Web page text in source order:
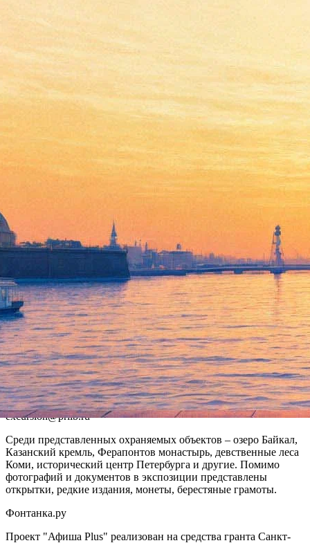
Исторический центр
Петербурга, леса Коми и
Байкал можно увидеть по
предварительной записи
Версия для печати
В Президентской библиотеке по предварительной записи
показывают российские объекты, охраняемые ЮНЕСКО.
Экспозиция посвящена семидесятилетию этой организации и
демонстрирует посетителям 27 объектов мирового наследия,
расположенных на территории России. Посетить этот
совместный проект Президентской библиотеки, СПбГУ и
Новгородского музея-заповедника можно вплоть до 19 мая
2016 года, предварительно записавшись по телефону (812) 334
25 14 либо отправив электронное письмо на адрес:
excursion@prlib.ru
Среди представленных охраняемых объектов – озеро Байкал,
Казанский кремль, Ферапонтов монастырь, девственные леса
Коми, исторический центр Петербурга и другие. Помимо
фотографий и документов в экспозиции представлены
открытки, редкие издания, монеты, берестяные грамоты.
Фонтанка.ру
Проект "Афиша Plus" реализован на средства гранта Санкт-